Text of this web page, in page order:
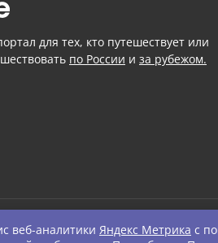
для тех, кто путешествует или
по России и за рубежом.
© Personal Guide. All rights
веб-аналитики Яндекс Метрика с